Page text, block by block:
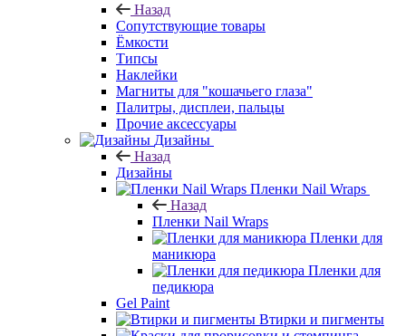
Назад
Сопутствующие товары
Ёмкости
Типсы
Наклейки
Магниты для "кошачьего глаза"
Палитры, дисплеи, пальцы
Прочие аксессуары
Дизайны
Назад
Дизайны
Пленки Nail Wraps
Назад
Пленки Nail Wraps
Пленки для
маникюра
Пленки для
педикюра
Gel Paint
Втирки и пигменты